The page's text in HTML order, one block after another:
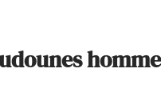
homme